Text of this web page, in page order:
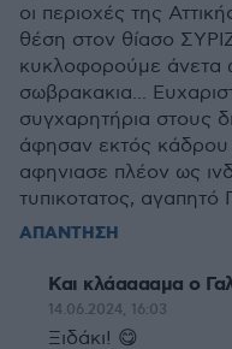
οι περιοχές της
θέση στον θίασο
κυκλοφορούμε άνετα
σωβρακακια...
συγχαρητήρια στους
άφησαν εκτός κάδρου
αφηνιασε πλέον ως
τυπικοτατος, αγαπητό
ΑΠΑΝΤΗΣΗ
Και κλάααααμα ο
14.06.2024, 16:03
Ξιδάκι! 😋